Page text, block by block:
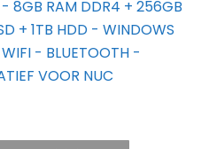
8GB RAM DDR4 + 256GB
+ 1TB HDD - WINDOWS
WIFI - BLUETOOTH -
VOOR NUC